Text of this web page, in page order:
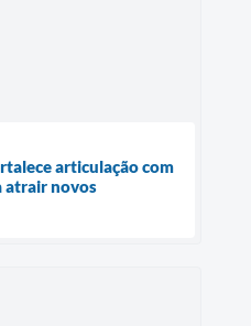
articulação com
atrair novos